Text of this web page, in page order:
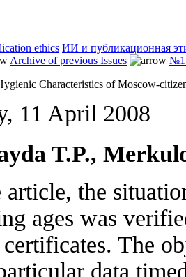
ethics ИИ и публикационная
Archive of previous Issues
№1
Characteristics of Moscow-
11 April 2008
T.P.,
article, the
ages was
certificates. The
data